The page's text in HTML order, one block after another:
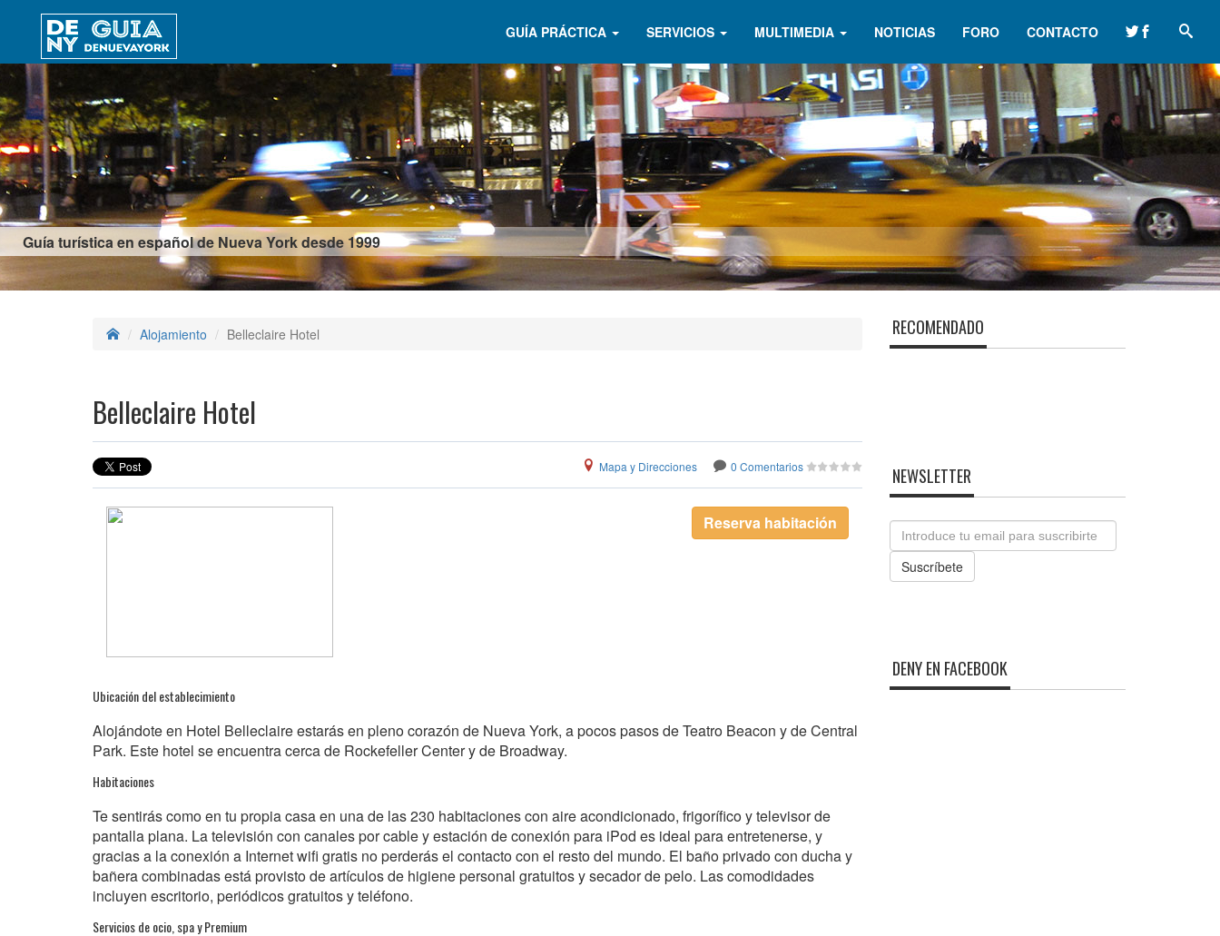
Guía turística en español de Nueva York desde 1999
GUÍA PRÁCTICA SERVICIOS MULTIMEDIA NOTICIAS FORO CONTACTO
Alojamiento Belleclaire Hotel
Belleclaire Hotel
0 Comentarios
Mapa y Direcciones
Reserva habitación
Ubicación del establecimiento
Alojándote en Hotel Belleclaire estarás en pleno corazón de Nueva York, a pocos pasos de Teatro Beacon y de Central
Park. Este hotel se encuentra cerca de Rockefeller Center y de Broadway.
Habitaciones
Te sentirás como en tu propia casa en una de las 230 habitaciones con aire acondicionado, frigorífico y televisor de
pantalla plana. La televisión con canales por cable y estación de conexión para iPod es ideal para entretenerse, y
gracias a la conexión a Internet wifi gratis no perderás el contacto con el resto del mundo. El baño privado con ducha y
bañera combinadas está provisto de artículos de higiene personal gratuitos y secador de pelo. Las comodidades
incluyen escritorio, periódicos gratuitos y teléfono.
Servicios de ocio, spa y Premium
RECOMENDADO
NEWSLETTER
Email
Suscríbete
DENY EN FACEBOOK